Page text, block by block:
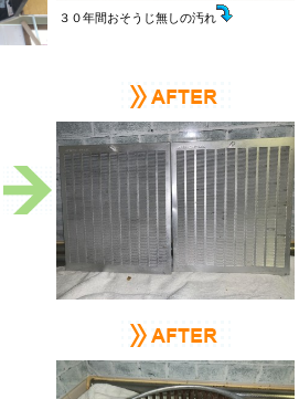
３０年間おそうじ無しの汚れ